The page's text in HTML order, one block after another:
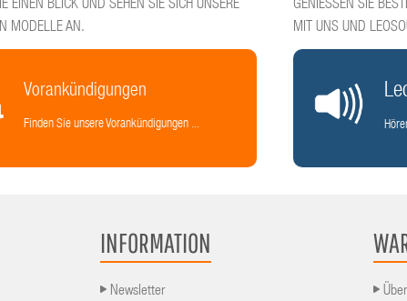
EINEN BLICK UND SEHEN SIE SICH UNSERE
MODELLE AN.
GENIESSEN SIE
MIT UNS UND
Vorankündigungen
Finden Sie unsere Vorankündigungen ...
INFORMATION
Newsletter